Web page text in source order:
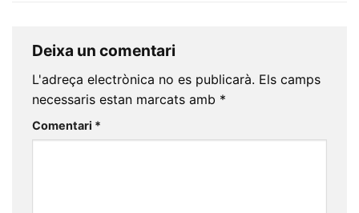
Deixa un comentari
L'adreça electrònica no es publicarà. Els camps
necessaris estan marcats amb *
Comentari *